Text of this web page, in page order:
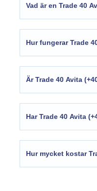
Vad är en Trade 40
Hur fungerar Trade
Är Trade 40 Avita
Har Trade 40 Avita
Hur mycket kostar